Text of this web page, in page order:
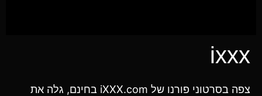
ixxx
צפה בסרטוני פורנו של iXXX.com בחינם, גלה את